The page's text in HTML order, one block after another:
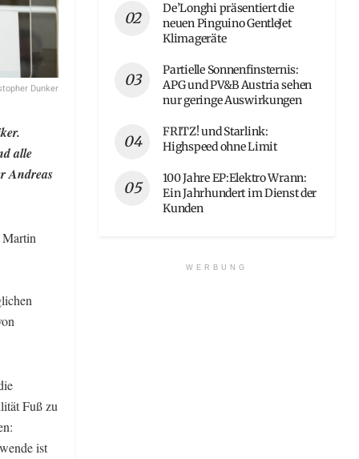
Dunker
alle
Andreas
Martin
Fuß zu
ist
De’Longhi präsentiert die
neuen Pinguino GentleJet
Klimageräte
Partielle Sonnenfinsternis:
APG und PV&B Austria sehen
nur geringe Auswirkungen
FRITZ! und Starlink:
Highspeed ohne Limit
100 Jahre EP:Elektro Wrann:
Ein Jahrhundert im Dienst der
Kunden
WERBUNG